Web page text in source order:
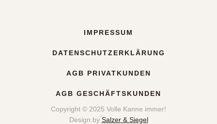
IMPRESSUM
DATENSCHUTZERKLÄRUNG
AGB PRIVATKUNDEN
AGB GESCHÄFTSKUNDEN
Copyright © 2025 Volle Kanne immer!
Design by Salzer & Siegel